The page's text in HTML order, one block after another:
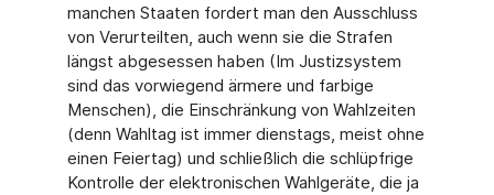
manchen Staaten fordert man den Aus­schluss
von Verurteilten, auch wenn sie die Strafen
längst abgesessen haben (Im Justizsys­tem
sind das vorwiegend ärmere und farbige
Menschen), die Einschränkung von Wahlzei­ten
(denn Wahltag ist immer dienstags, meist ohne
einen Feiertag) und schließlich die schlüpfrige
Kontrolle der elektronischen Wahlgeräte, die ja